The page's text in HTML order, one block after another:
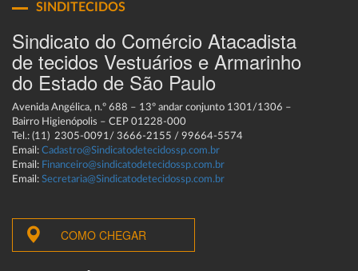
SINDITECIDOS
Sindicato do Comércio Atacadista
de tecidos Vestuários e Armarinho
do Estado de São Paulo
Avenida Angélica, n.º 688 – 13º andar conjunto 1301/1306 –
Bairro Higienópolis – CEP 01228-000
Tel.: (11) 2305-0091/ 3666-2155 / 99664-5574
Email: Cadastro@Sindicatodetecidossp.com.br
Email: Financeiro@sindicatodetecidossp.com.br
Email: Secretaria@Sindicatodetecidossp.com.br
COMO CHEGAR